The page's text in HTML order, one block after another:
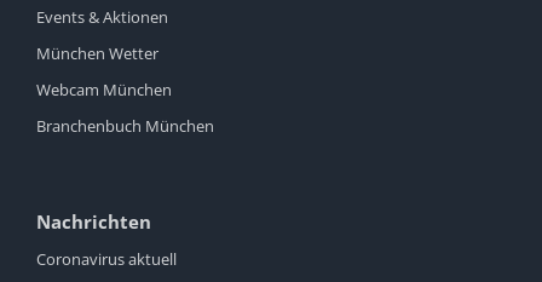
Events & Aktionen
München Wetter
Webcam München
Branchenbuch München
Nachrichten
Coronavirus aktuell